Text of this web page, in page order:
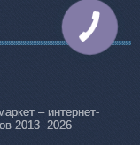
– интернет-
2013 -2026
КНОПКА
СВЯЗИ